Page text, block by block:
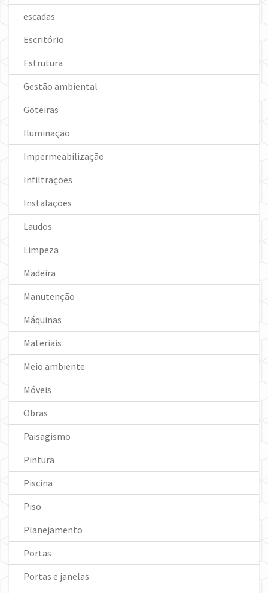
escadas
Escritório
Estrutura
Gestão ambiental
Goteiras
Iluminação
Impermeabilização
Infiltrações
Instalações
Laudos
Limpeza
Madeira
Manutenção
Máquinas
Materiais
Meio ambiente
Móveis
Obras
Paisagismo
Pintura
Piscina
Piso
Planejamento
Portas
Portas e janelas